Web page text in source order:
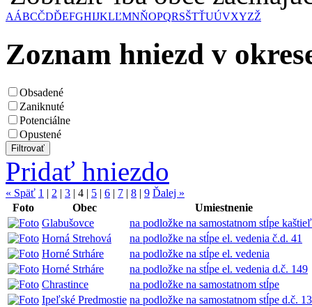
AÁBCČDĎEFGHIJKLĽMNŇOPQRSŠTŤUÚVXYZŽ
Zoznam hniezd v
Obsadené
Zaniknuté
Potenciálne
Opustené
Pridať hniezdo
« Späť 1 | 2 | 3 | 4 | 5 | 6 | 7 | 8 | 9 Ďalej »
Foto
Obec
Umiestnenie
Glabušovce
na podložke na samostatnom stĺpe kaštieľ
Horná Strehová
na podložke na stĺpe el. vedenia č.d. 41
Horné Strháre
na podložke na stĺpe el. vedenia
Horné Strháre
na podložke na stĺpe el. vedenia d.č. 149
Chrastince
na podložke na samostatnom stĺpe
Ipeľské Predmostie na podložke na samostatnom stĺpe d.č.